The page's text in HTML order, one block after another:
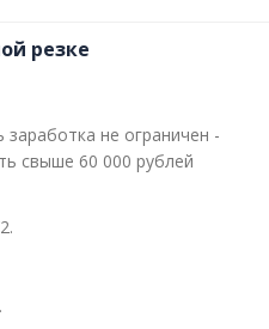
резке
не ограничен -
свыше 60 000 рублей